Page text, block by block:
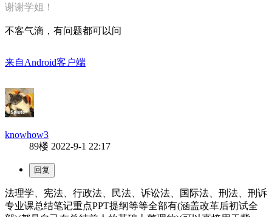
谢谢学姐！
不客气滴，有问题都可以问
来自Android客户端
knowhow3
89楼 2022-9-1 22:17
法理学、宪法、行政法、民法、诉讼法、国际法、刑法、刑诉
专业课总结笔记重点PPT提纲等等全部有(涵盖改革后初试全